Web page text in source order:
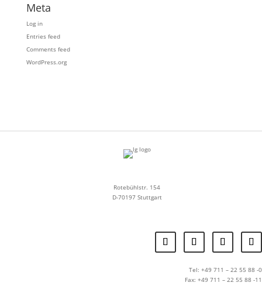
Meta
Log in
Entries feed
Comments feed
WordPress.org
Rotebühlstr. 154
D-70197 Stuttgart
Tel: +49 711 – 22 55 88 -0
Fax: +49 711 – 22 55 88 -11